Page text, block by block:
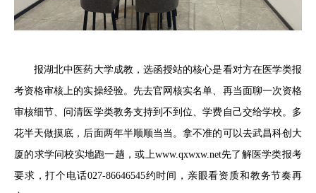
报湖北中医药大学成教，选函授站的核心是看对方在医学类报
考资格审核上的实操经验。先去官网核实名单、再当面聊一次资格
审核细节、问清医学类教务支持到不到位、学费自己交给学校。多
花半天做摸底，后面两年半顺顺当当。拿不准的可以去武昌科创大
厦的求学问校实地跑一趟，或上www.qxwxw.net先了解医学类报考
要求，打个电话027-86646545约时间，亲眼看资质和教务节奏再